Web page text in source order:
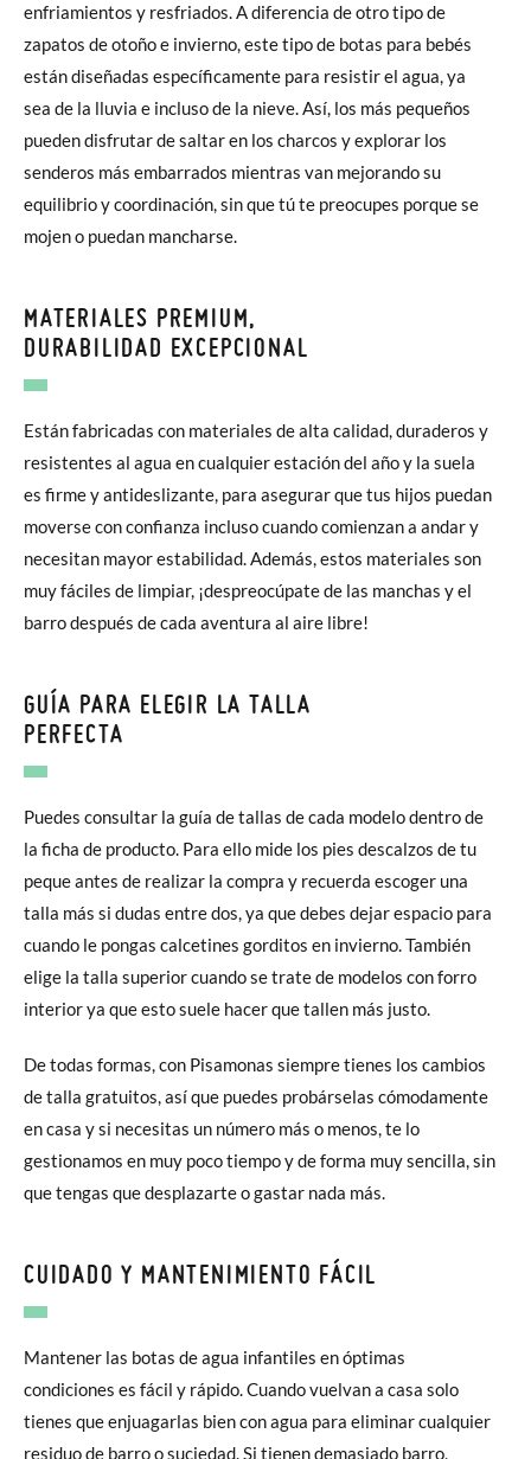
enfriamientos y resfriados. A diferencia de otro tipo de
zapatos de otoño e invierno, este tipo de botas para bebés
están diseñadas específicamente para resistir el agua, ya
sea de la lluvia e incluso de la nieve. Así, los más pequeños
pueden disfrutar de saltar en los charcos y explorar los
senderos más embarrados mientras van mejorando su
equilibrio y coordinación, sin que tú te preocupes porque se
mojen o puedan mancharse.
MATERIALES PREMIUM,
DURABILIDAD EXCEPCIONAL
Están fabricadas con materiales de alta calidad, duraderos y
resistentes al agua en cualquier estación del año y la suela
es firme y antideslizante, para asegurar que tus hijos puedan
moverse con confianza incluso cuando comienzan a andar y
necesitan mayor estabilidad. Además, estos materiales son
muy fáciles de limpiar, ¡despreocúpate de las manchas y el
barro después de cada aventura al aire libre!
GUÍA PARA ELEGIR LA TALLA
PERFECTA
Puedes consultar la guía de tallas de cada modelo dentro de
la ficha de producto. Para ello mide los pies descalzos de tu
peque antes de realizar la compra y recuerda escoger una
talla más si dudas entre dos, ya que debes dejar espacio para
cuando le pongas calcetines gorditos en invierno. También
elige la talla superior cuando se trate de modelos con forro
interior ya que esto suele hacer que tallen más justo.
De todas formas, con Pisamonas siempre tienes los cambios
de talla gratuitos, así que puedes probárselas cómodamente
en casa y si necesitas un número más o menos, te lo
gestionamos en muy poco tiempo y de forma muy sencilla, sin
que tengas que desplazarte o gastar nada más.
CUIDADO Y MANTENIMIENTO FÁCIL
Mantener las botas de agua infantiles en óptimas
condiciones es fácil y rápido. Cuando vuelvan a casa solo
tienes que enjuagarlas bien con agua para eliminar cualquier
residuo de barro o suciedad. Si tienen demasiado barro,